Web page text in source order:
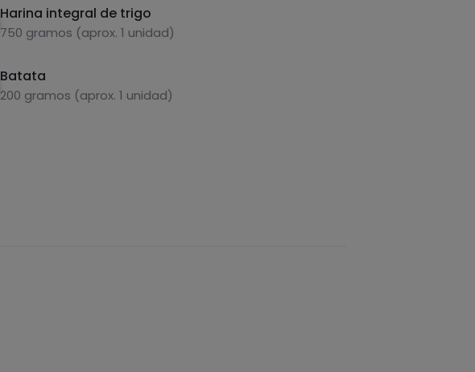
Harina integral de trigo
750 gramos (aprox. 1 unidad)
Batata
200 gramos (aprox. 1 unidad)